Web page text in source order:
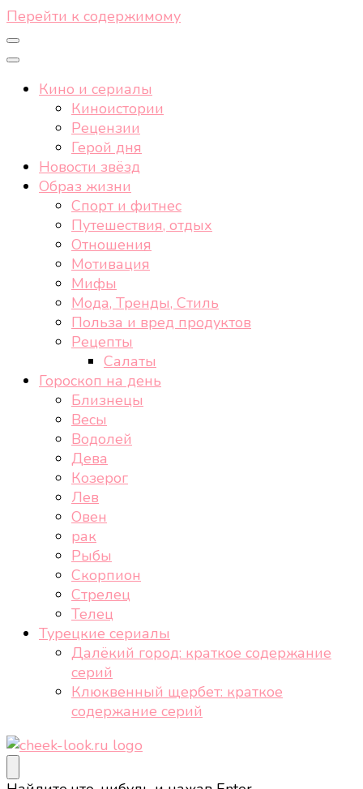
Перейти к содержимому
Кино и сериалы
Киноистории
Рецензии
Герой дня
Новости звёзд
Образ жизни
Спорт и фитнес
Путешествия, отдых
Отношения
Мотивация
Мифы
Мода, Тренды, Стиль
Польза и вред продуктов
Рецепты
Салаты
Гороскоп на день
Близнецы
Весы
Водолей
Дева
Козерог
Лев
Овен
рак
Рыбы
Скорпион
Стрелец
Телец
Турецкие сериалы
Далёкий город: краткое содержание
серий
Клюквенный щербет: краткое
содержание серий
cheek-look.ru
Женский сайт о звездах и кино, а также трендах,